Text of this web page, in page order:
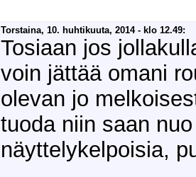
Torstaina, 10. huhtikuuta, 2014 - klo 12.49:
Tosiaan jos
voin jättää omani
olevan jo
tuoda niin saan
näyttelykelpoisia,